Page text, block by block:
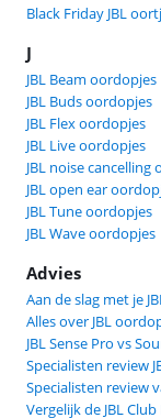
Black Friday JBL
J
JBL Beam oordopjes
JBL Buds oordopjes
JBL Flex oordopjes
JBL Live oordopjes
JBL noise cancelling
JBL open ear
JBL Tune oordopjes
JBL Wave oordopjes
Advies
Aan de slag met je
Alles over JBL
JBL Sense Pro vs
Specialisten review
Specialisten review
Vergelijk de JBL